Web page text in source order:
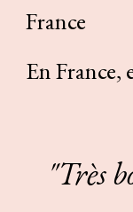
France
En
"Très